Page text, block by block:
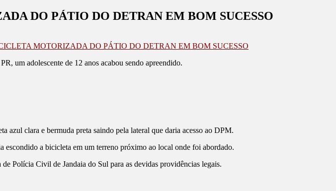
DO PÁTIO DO DETRAN EM BOM SUCESSO
MOTORIZADA DO PÁTIO DO DETRAN EM BOM SUCESSO
um adolescente de 12 anos acabou sendo apreendido.
azul clara e bermuda preta saindo pela lateral que daria acesso ao DPM.
escondido a bicicleta em um terreno próximo ao local onde foi abordado.
Polícia Civil de Jandaia do Sul para as devidas providências legais.